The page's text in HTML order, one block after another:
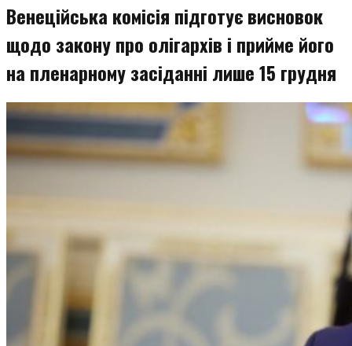
Венеційська комісія підготує висновок
щодо закону про олігархів і прийме його
на пленарному засіданні лише 15 грудня